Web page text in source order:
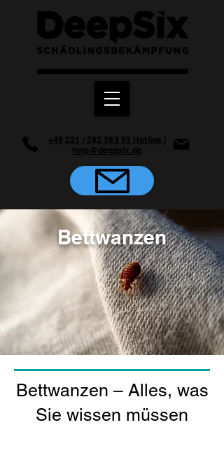
+49 221 / 282 393 93 Hotline |
help@deepsix.de
Bettwanzen
Bettwanzen – Alles, was
Sie wissen müssen